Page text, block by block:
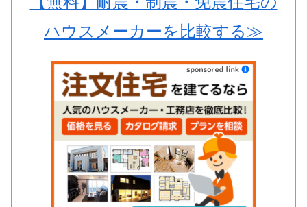
ハウスメーカーを比較する≫